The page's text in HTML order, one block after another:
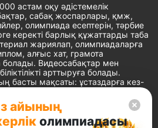
айының
олимпиадасы
астам оқу әдістемелік
сабақ жоспарлары, қмж,
олимпиада есептерін, тәрбие
керекті барлық құжаттарды таба
жариялап, олимпиадаларға
алғыс хат, грамота
Видеосабақтар мен
арттыруға болады.
басты мақсаты: ұстаздарға кез-
уақытта білім алуына мүмкіндік
өзекті мәселелеріне
шығармашылық жұмыспен
«Ұстаздарға сапалы білім бере